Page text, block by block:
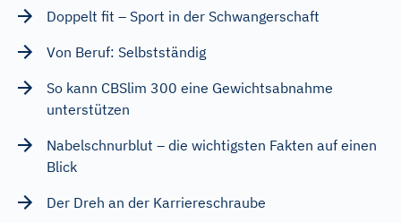
Doppelt fit – Sport in der Schwangerschaft
Von Beruf: Selbstständig
So kann CBSlim 300 eine Gewichtsabnahme
unterstützen
Nabelschnurblut – die wichtigsten Fakten auf einen
Blick
Der Dreh an der Karriereschraube